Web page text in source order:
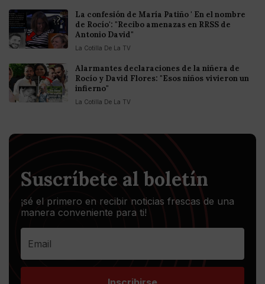
La confesión de María Patiño ' En el nombre
de Rocío': "Recibo amenazas en RRSS de
Antonio David"
La Cotilla De La TV
Alarmantes declaraciones de la niñera de
Rocío y David Flores: "Esos niños vivieron un
infierno"
La Cotilla De La TV
Suscríbete al boletín
¡sé el primero en recibir noticias frescas de una
manera conveniente para ti!